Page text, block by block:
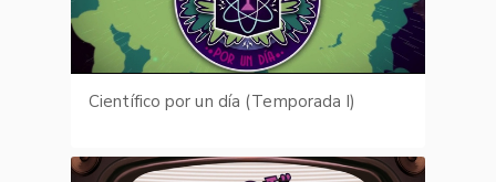
Científico por un día (Temporada I)